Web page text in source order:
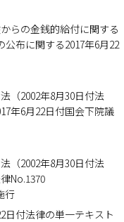
らの金銭的給付に関する
公布に関する2017年6月22
（2002年8月30日付法
年6月22日付国会下院議
（2002年8月30日付法
No.1370
行
日付法律の単一テキスト